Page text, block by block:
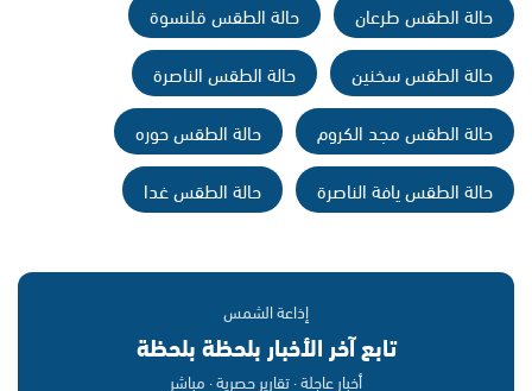
حالة الطقس طرعان
حالة الطقس قلنسوة
حالة الطقس سخنين
حالة الطقس الناصرة
حالة الطقس مجد الكروم
حالة الطقس حوره
حالة الطقس يافة الناصرة
حالة الطقس غدا
إذاعة الشمس
تابع آخر الأخبار بلحظة بلحظة
أخبار عاجلة · تقارير حصرية · مباشر